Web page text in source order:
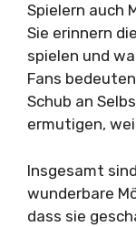
Spielern auch
Sie erinnern
spielen und
Fans
Schub an
ermutigen,
Insgesamt
wunderbare
dass sie